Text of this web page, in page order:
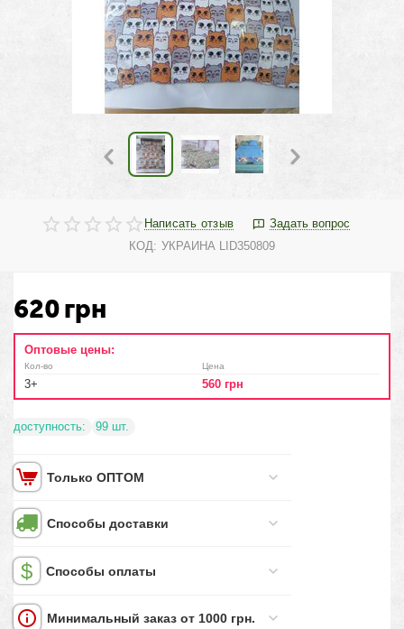
Написать отзыв
Задать вопрос
КОД: УКРАИНА LID350809
620грн
Оптовые цены:
Кол-во
3+
Цена
560 грн
доступность: 99 шт.
Только ОПТОМ
Способы доставки
Способы оплаты
Минимальный заказ от 1000 грн.